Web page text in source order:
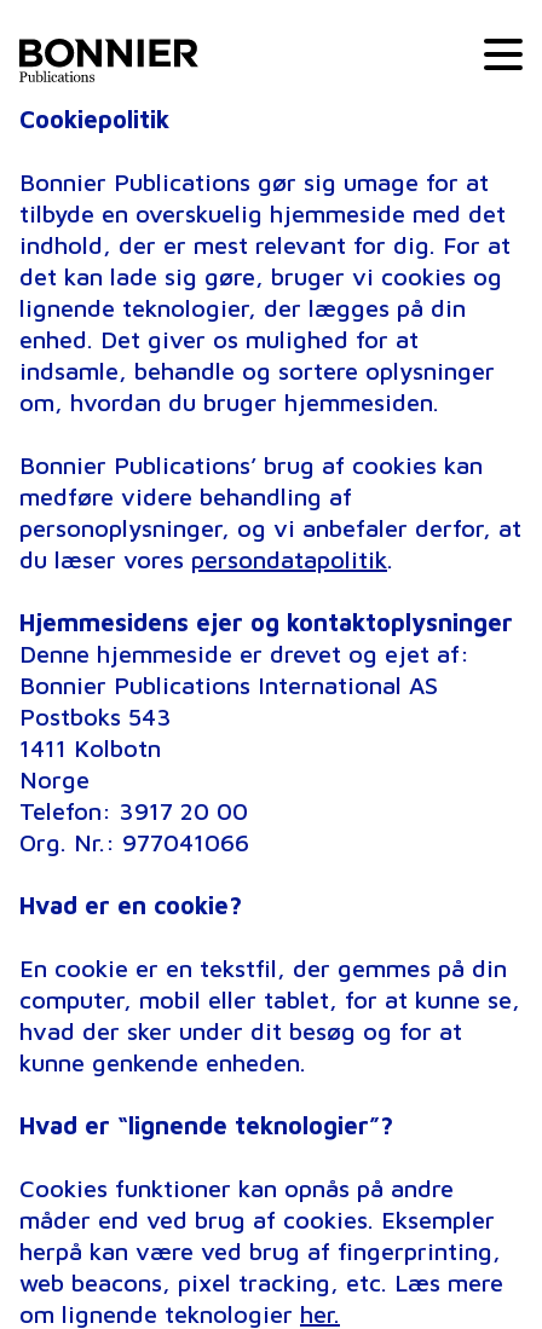
Cookiepolitik
Bonnier Publications gør sig umage for at
tilbyde en overskuelig hjemmeside med det
indhold, der er mest relevant for dig. For at
det kan lade sig gøre, bruger vi cookies og
lignende teknologier, der lægges på din
enhed. Det giver os mulighed for at
indsamle, behandle og sortere oplysninger
om, hvordan du bruger hjemmesiden.
Bonnier Publications’ brug af cookies kan
medføre videre behandling af
personoplysninger, og vi anbefaler derfor, at
du læser vores persondatapolitik.
Hjemmesidens ejer og kontaktoplysninger
Denne hjemmeside er drevet og ejet af:
Bonnier Publications International AS
Postboks 543
1411 Kolbotn
Norge
Telefon: 3917 20 00
Org. Nr.: 977041066
Hvad er en cookie?
En cookie er en tekstfil, der gemmes på din
computer, mobil eller tablet, for at kunne se,
hvad der sker under dit besøg og for at
kunne genkende enheden.
Hvad er “lignende teknologier”?
Cookies funktioner kan opnås på andre
måder end ved brug af cookies. Eksempler
herpå kan være ved brug af fingerprinting,
web beacons, pixel tracking, etc. Læs mere
om lignende teknologier her.